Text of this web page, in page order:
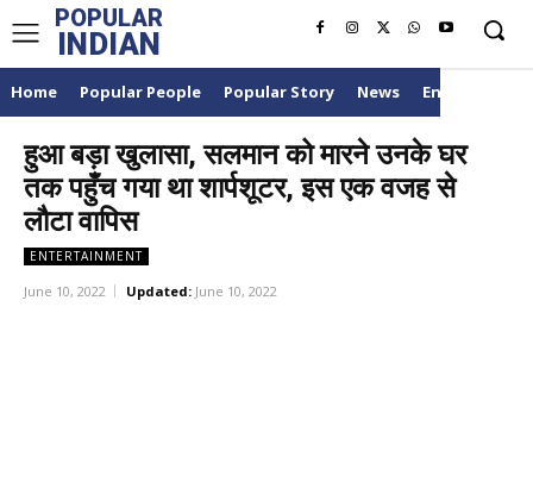
POPULAR
INDIAN
Home Popular People Popular Story News
हुआ बड़ा खुलासा, सलमान को मारने उनके घर
तक पहुँच गया था शार्पशूटर, इस एक वजह से
लौटा वापिस
ENTERTAINMENT
June 10, 2022 Updated: June 10, 2022